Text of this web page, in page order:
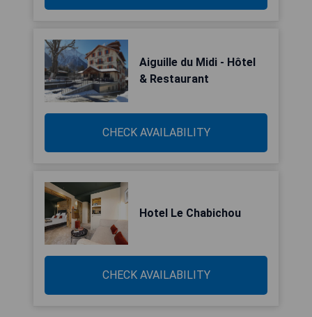
Aiguille du Midi - Hôtel
& Restaurant
CHECK AVAILABILITY
Hotel Le Chabichou
CHECK AVAILABILITY